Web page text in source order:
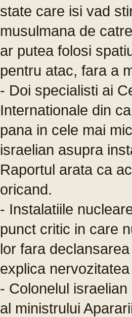
state care isi vad
musulmana de
ar putea folosi
pentru atac, fara a
- Doi specialisti ai
Internationale din
pana in cele mai
israelian asupra
Raportul arata ca
oricand.
- Instalatiile
punct critic in care
lor fara
explica
- Colonelul
al ministrului